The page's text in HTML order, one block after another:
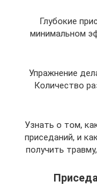
Глубокие
минимальном
Упражнение
Количество
Узнать о том,
приседаний, и
получить